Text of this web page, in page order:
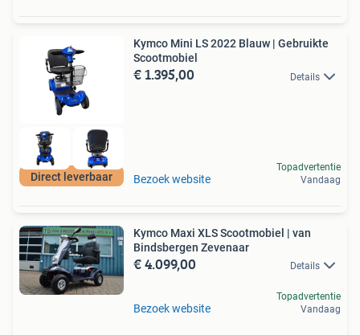
Direct leverbaar
Kymco Mini LS 2022 Blauw | Gebruikte
Scootmobiel
€ 1.395,00 Details
Bezoek website
Topadvertentie
Vandaag
Kymco Maxi XLS Scootmobiel | van
Bindsbergen Zevenaar
€ 4.099,00 Details
Bezoek website
Topadvertentie
Vandaag